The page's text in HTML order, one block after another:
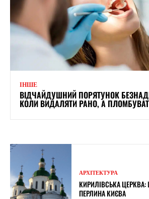
ІНШЕ
ВІДЧАЙДУШНИЙ ПОРЯТУНОК
КОЛИ ВИДАЛЯТИ РАНО, А
АРХІТЕКТУРА
КИРИЛІВСЬКА
ПЕРЛИНА КИЄВА